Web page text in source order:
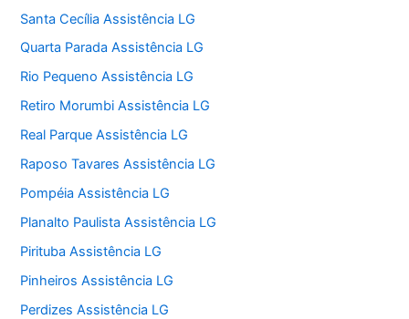
Santa Cecília Assistência LG
Quarta Parada Assistência LG
Rio Pequeno Assistência LG
Retiro Morumbi Assistência LG
Real Parque Assistência LG
Raposo Tavares Assistência LG
Pompéia Assistência LG
Planalto Paulista Assistência LG
Pirituba Assistência LG
Pinheiros Assistência LG
Perdizes Assistência LG